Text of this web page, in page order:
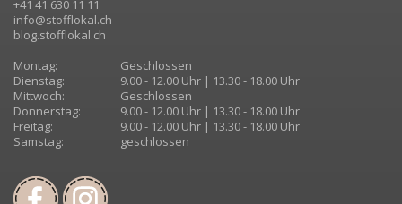
+41 41 630 11 11
info@stofflokal.ch
blog.stofflokal.ch
Montag:
Geschlossen
Dienstag:
9.00 - 12.00 Uhr | 13.30 - 18.00 Uhr
Mittwoch:
Geschlossen
Donnerstag:
9.00 - 12.00 Uhr | 13.30 - 18.00 Uhr
Freitag:
9.00 - 12.00 Uhr | 13.30 - 18.00 Uhr
Samstag:
geschlossen